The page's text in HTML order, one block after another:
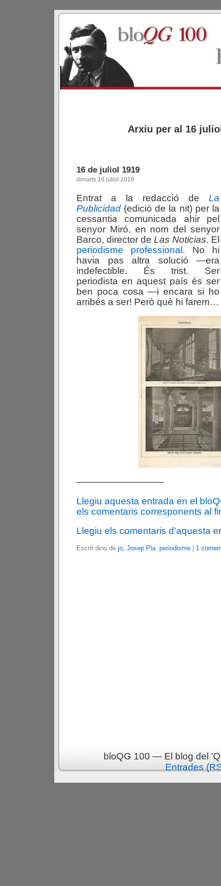
Arxiu per al 16
16 de juliol 1919
dimarts 16 juliol 2019
Entrat a la redacció de La
Publicidad (edició de la nit) per la
cessantia comunicada ahir pel
senyor Miró, en nom del senyor
Barco, director de Las Noticias. El
periodisme professional . No hi
havia pas altra solució —era
indefectible. És trist. Ser
periodista en aquest país és ser
ben poca cosa —i encara si ho
arribés a ser! Però què hi
—————————-
Llegiu aquesta entrada en el
els comentaris corresponents al
Llegiu els comentaris d'aquesta
Escrit dins de jo, Josep Pla, periodisme 1
bloQG 100 — El blog del
Entrades